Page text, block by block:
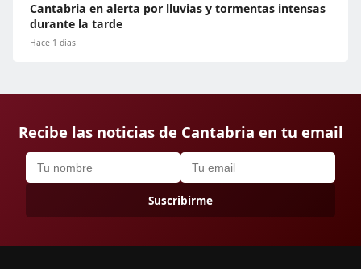
Cantabria en alerta por lluvias y tormentas intensas
durante la tarde
Hace 1 días
Recibe las noticias de Cantabria en tu email
Suscribirme